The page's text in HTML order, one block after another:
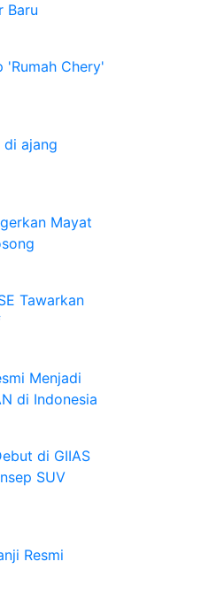
Baru
'Rumah Chery'
di ajang
Mayat
Tawarkan
Menjadi
di Indonesia
di GIIAS
SUV
Resmi